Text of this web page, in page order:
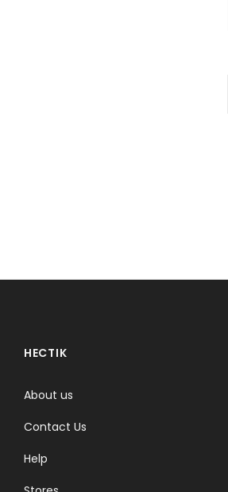
HECTIK
About us
Contact Us
Help